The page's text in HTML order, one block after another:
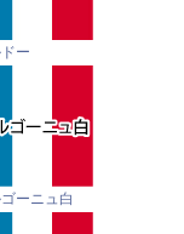
ー
ーニュ白